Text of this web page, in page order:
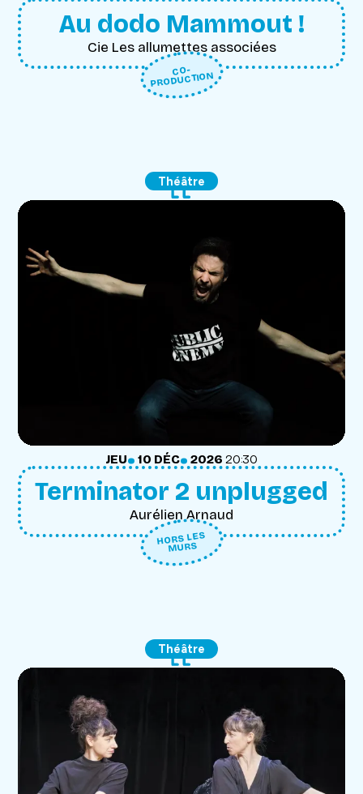
Au dodo Mammout !
Cie Les allumettes associées
CO-
PRODUCTION
Théâtre
JEUDI
JEU.10
DÉCEMBRE
DÉC.2026 20:30
Terminator 2 unplugged
Aurélien Arnaud
HORS LES
MURS
Théâtre